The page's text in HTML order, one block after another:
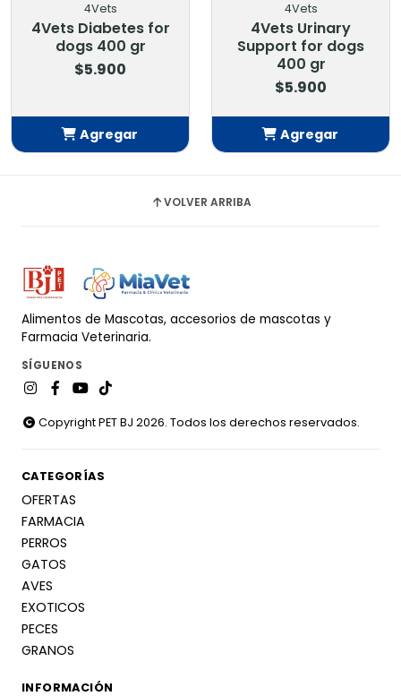
4Vets
4Vets Diabetes for
dogs 400 gr
$5.900
Agregar
4Vets
4Vets Urinary
Support for dogs
400 gr
$5.900
Agregar
VOLVER ARRIBA
Alimentos de Mascotas, accesorios de mascotas y
Farmacia Veterinaria.
SÍGUENOS
Copyright PET BJ 2026. Todos los derechos reservados.
CATEGORÍAS
OFERTAS
FARMACIA
PERROS
GATOS
AVES
EXOTICOS
PECES
GRANOS
INFORMACIÓN